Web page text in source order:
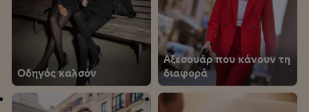
Οδηγός καλσόν
Αξεσουάρ που κάνουν τη
διαφορά